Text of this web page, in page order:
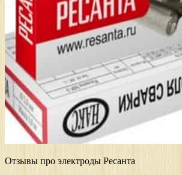
Отзывы про электроды Ресанта